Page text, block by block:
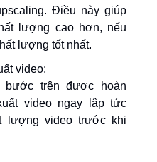
Điều này giúp
lượng cao hơn, nếu
lượng tốt nhất.
video:
trên được hoàn
video ngay lập tức
lượng video trước khi